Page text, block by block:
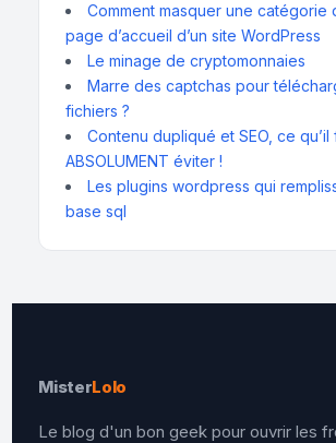
Comment masquer une catégorie
page d’accueil d’un site WordPress
Le minage de cryptomonnaies
Marre des captchas pour
fichiers ?
Contenu dupliqué et SEO, ce qu’il
ABSOLUMENT éviter !
Les plugins wordpress qui
base sql
MisterLolo
Le blog d'un bon geek pour ouvrir les